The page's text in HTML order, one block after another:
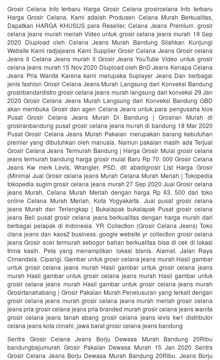
Grosir Celana Info terbaru Harga Grosir Celana grosircelana Info terbaru
Harga Grosir Celana. Kami adalah Produsen Celana Murah Berkualitas,
Dapatkan HARGA KHUSUS para Reseller, Celana Jeans Premium. grosir
celana jeans murah meriah Video untuk grosir celana jeans murah 19 Sep
2020 Diupload oleh Celana Jeans Murah Bandung Silahkan Kunjungi
Website Kami radjajeans Kami Supplier Grosir Celana Jeans Grosir celana
Jeans II Celana Jeans murah II Grosir Jeans YouTube Video untuk grosir
celana jeans murah 15 Nov 2020 Diupload oleh BnD Jeans Kenapa Celana
Jeans Pria Wanita Karena kami merupaka Suplayer Jeans Dan berbagai
jenis fashion Grosir Celana Jeans Murah Langsung dari Konveksi Bandung
grosirbandardistro grosir celana jeans murah langsung dari konveksi 29 Jan
2020 Grosir Celana Jeans Murah Langsung dari Konveksi Bandung GBD
akan membuka Grosir dan agen Celana Jeans untuk para pengusaha kios
Pusat Grosir Celana Jeans Murah Di Bandung | Grosiran Murah di
grosiranbandung pusat grosir celana jeans murah di bandung 18 Mar 2020
Pusat Grosir Celana Jeans Murah Pakaian merupakan barang kebutuhan
premier yang dibutuhkan oleh manusia. Namun pakaian masih ada Terjual
Grosir Celana Jeans Termurah Bandung | Harga Grosir Mulai grosir celana
jeans termurah bandung harga grosir mulai Baru Rp 70. 000 Grosir Celana
Jeans Kw merk Levis, Wrangler, PSD, dll abadigrosir List Harga Grosir
(Minimal Jual Grosir celana jeans Murah Celana Murah Meriah | Tokopedia
tokopedia sugim grosir celana jeans murah 27 Sep 2020 Jual Grosir celana
jeans Murah, Celana Murah Meriah dengan harga Rp 63. 500 dari toko
online Celana Murah Meriah, Kota Yogyakarta. Jual pusat grosir celana
jeans Murah dan Terlengkap | Bukalapak bukalapak Pusat grosir celana
jeans Beli pusat grosir celana jeans berkualitas dengan harga murah dari
berbagai pelapak di Indonesia. YR Collection (Grosir Celana Jeans) Toko
clana jeans dan kaos2 business. google website yr collection grosir celana
jeans Grosir ecer termurah sebogor bahan berkualitas bisa di cek di lokasi
trima kasih. Peta yang menampilkan lokasi bisnis. Alamat. Jalan Raya
Cimandala. Ciparigi. Gambar untuk grosir celana jeans murah Hasil gambar
untuk grosir celana jeans murah Hasil gambar untuk grosir celana jeans
murah Hasil gambar untuk grosir celana jeans murah Hasil gambar untuk
grosir celana jeans murah Hasil gambar untuk grosir celana jeans murah
Grosirtanahabang | Grosir Pakaian Murah‎ Penelusuran yang terkait dengan
grosir celana jeans murah grosir celana jeans murah meriah grosir celana
jeans pria grosir celana jeans pria branded murah grosir celana jeans wanita
grosir celana jeans tanah abang grosir celana jeans levis kw1 distributor
celana jeans kota cimahi, jawa barat grosir celana jeans bandung
Sentra Grosir Celana Jeans Borju Dewasa Murah Bandung 20Ribu
bandungbajumurah Grosir Pakaian Dewasa Murah 15 Jan 2020 Sentra
Grosir Celana Jeans Borju Dewasa Murah Bandung 20Ribu. Jeans Borju